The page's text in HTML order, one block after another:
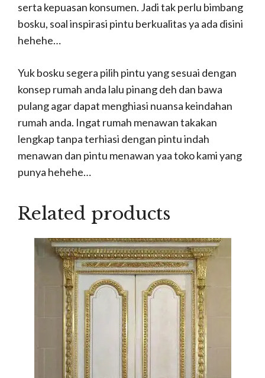
serta kepuasan konsumen. Jadi tak perlu bimbang
bosku, soal inspirasi pintu berkualitas ya ada disini
hehehe…
Yuk bosku segera pilih pintu yang sesuai dengan
konsep rumah anda lalu pinang deh dan bawa
pulang agar dapat menghiasi nuansa keindahan
rumah anda. Ingat rumah menawan takakan
lengkap tanpa terhiasi dengan pintu indah
menawan dan pintu menawan yaa toko kami yang
punya hehehe…
Related products